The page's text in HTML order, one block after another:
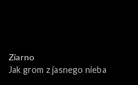
Ziarno
Jak grom z jasnego nieba